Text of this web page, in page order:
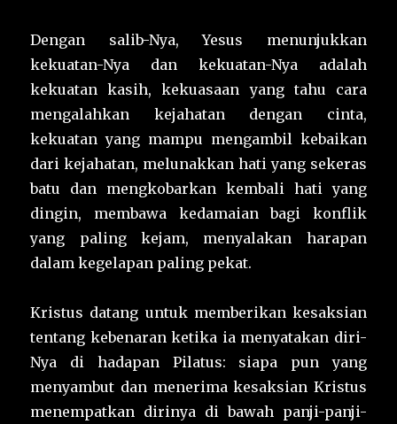
Dengan salib-Nya, Yesus menunjukkan
kekuatan-Nya dan kekuatan-Nya adalah
kekuatan kasih, kekuasaan yang tahu cara
mengalahkan kejahatan dengan cinta,
kekuatan yang mampu mengambil kebaikan
dari kejahatan, melunakkan hati yang sekeras
batu dan mengkobarkan kembali hati yang
dingin, membawa kedamaian bagi konflik
yang paling kejam, menyalakan harapan
dalam kegelapan paling pekat.
Kristus datang untuk memberikan kesaksian
tentang kebenaran ketika ia menyatakan diri-
Nya di hadapan Pilatus: siapa pun yang
menyambut dan menerima kesaksian Kristus
menempatkan dirinya di bawah panji-panji-